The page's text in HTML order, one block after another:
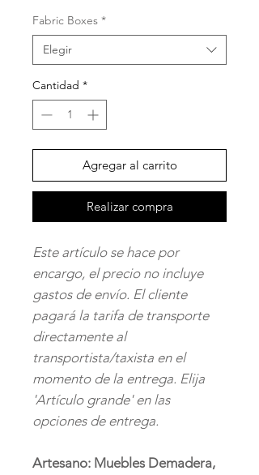
Fabric Boxes *
Elegir
Cantidad *
Agregar al carrito
Realizar compra
Este artículo se hace por
encargo, el precio no incluye
gastos de envío. El cliente
pagará la tarifa de transporte
directamente al
transportista/taxista en el
momento de la entrega. Elija
'Artículo grande' en las
opciones de entrega.
Artesano: Muebles Demadera,